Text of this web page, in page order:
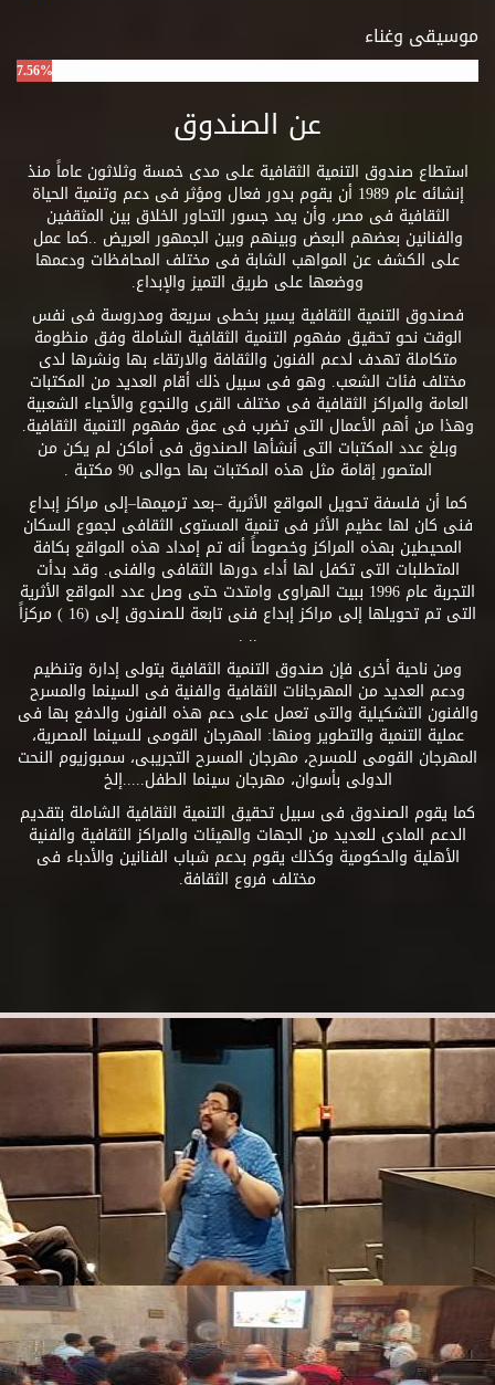
موسيقى وغناء
7.56%
عن الصندوق
استطاع صندوق التنمية الثقافية على مدى خمسة وثلاثون عاماً منذ
إنشائه عام 1989 أن يقوم بدور فعال ومؤثر فى دعم وتنمية الحياة
الثقافية فى مصر، وأن يمد جسور التحاور الخلاق بين المثقفين
والفنانين بعضهم البعض وبينهم وبين الجمهور العريض ..كما عمل
على الكشف عن المواهب الشابة فى مختلف المحافظات ودعمها
ووضعها على طريق التميز والإبداع.
فصندوق التنمية الثقافية يسير بخطى سريعة ومدروسة فى نفس
الوقت نحو تحقيق مفهوم التنمية الثقافية الشاملة وفق منظومة
متكاملة تهدف لدعم الفنون والثقافة والارتقاء بها ونشرها لدى
مختلف فئات الشعب. وهو فى سبيل ذلك أقام العديد من المكتبات
العامة والمراكز الثقافية فى مختلف القرى والنجوع والأحياء الشعبية
وهذا من أهم الأعمال التى تضرب فى عمق مفهوم التنمية الثقافية.
وبلغ عدد المكتبات التى أنشأها الصندوق فى أماكن لم يكن من
المتصور إقامة مثل هذه المكتبات بها حوالى 90 مكتبة .
كما أن فلسفة تحويل المواقع الأثرية –بعد ترميمها–إلى مراكز إبداع
فنى كان لها عظيم الأثر فى تنمية المستوى الثقافى لجموع السكان
المحيطين بهذه المراكز وخصوصاً أنه تم إمداد هذه المواقع بكافة
المتطلبات التى تكفل لها أداء دورها الثقافى والفنى. وقد بدأت
التجربة عام 1996 ببيت الهراوى وامتدت حتى وصل عدد المواقع الأثرية
التى تم تحويلها إلى مراكز إبداع فنى تابعة للصندوق إلى (16 ) مركزاً
.. .
ومن ناحية أخرى فإن صندوق التنمية الثقافية يتولى إدارة وتنظيم
ودعم العديد من المهرجانات الثقافية والفنية فى السينما والمسرح
والفنون التشكيلية والتى تعمل على دعم هذه الفنون والدفع بها فى
عملية التنمية والتطوير ومنها: المهرجان القومى للسينما المصرية،
المهرجان القومى للمسرح، مهرجان المسرح التجريبى، سمبوزيوم النحت
الدولى بأسوان، مهرجان سينما الطفل.....إلخ
كما يقوم الصندوق فى سبيل تحقيق التنمية الثقافية الشاملة بتقديم
الدعم المادى للعديد من الجهات والهيئات والمراكز الثقافية والفنية
الأهلية والحكومية وكذلك يقوم بدعم شباب الفنانين والأدباء فى
مختلف فروع الثقافة.